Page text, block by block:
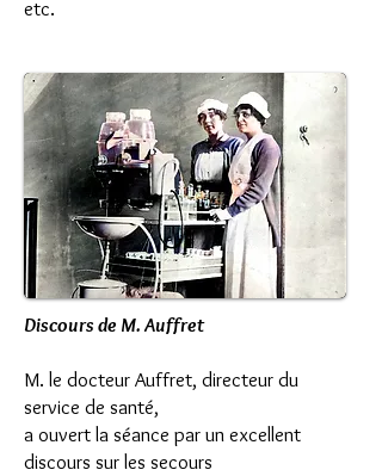
etc.
Discours de M. Auffret
M. le docteur Auffret, directeur du
service de santé,
a ouvert la séance par un excellent
discours sur les secours